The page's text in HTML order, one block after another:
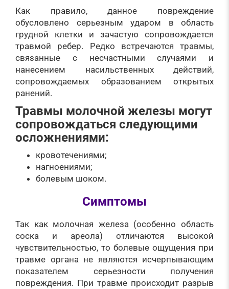
Как правило, данное повреждение
обусловлено серьезным ударом в область
грудной клетки и зачастую сопровождается
травмой ребер. Редко встречаются травмы,
связанные с несчастными случаями и
нанесением насильственных действий,
сопровождаемых образованием открытых
ранений.
Травмы молочной железы могут
сопровождаться следующими
осложнениями:
кровотечениями;
нагноениями;
болевым шоком.
Симптомы
Так как молочная железа (особенно область
соска и ареола) отличаются высокой
чувствительностью, то болевые ощущения при
травме органа не являются исчерпывающим
показателем серьезности получения
повреждения. При травме происходит разрыв